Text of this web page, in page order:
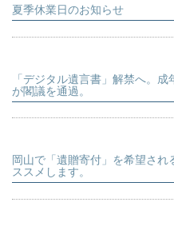
夏季休業日のお知らせ
「デジタル遺言書」解禁へ。
が閣議を通過。
岡山で「遺贈寄付」を希望さ
ススメします。